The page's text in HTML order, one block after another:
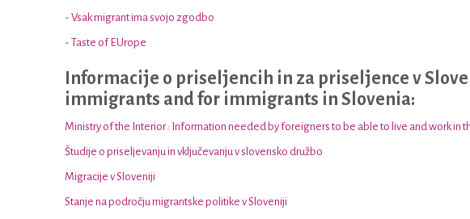
- Vsak migrant ima svojo zgodbo
- Taste of EUrope
Informacije o priseljencih in za priseljence v
immigrants and for immigrants in Slovenia:
Ministry of the Interior : Information needed by foreigners to be able to live and work in
Študije o priseljevanju in vključevanju v slovensko družbo
Migracije v Sloveniji
Stanje na področju migrantske politike v Sloveniji